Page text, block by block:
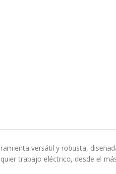
versátil y robusta,
trabajo eléctrico, desde el